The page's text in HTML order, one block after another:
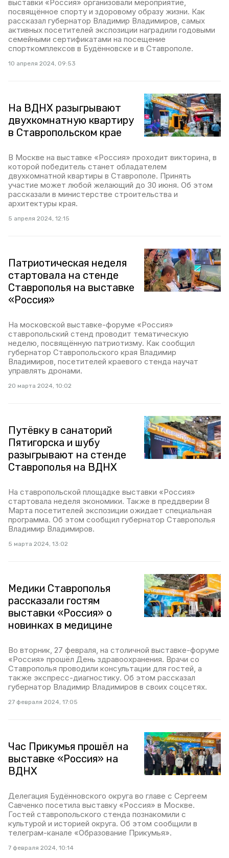
выставки «Россия» организовали мероприятие,
посвящённое спорту и здоровому образу жизни. Как
рассказал губернатор Владимир Владимиров, самых
активных посетителей экспозиции наградили годовыми
семейными сертификатами на посещение
спорткомплексов в Будённовске и в Ставрополе.
10 апреля 2024, 09:53
На ВДНХ разыгрывают
двухкомнатную квартиру
в Ставропольском крае
В Москве на выставке «Россия» проходит викторина, в
которой победитель станет обладателем
двухкомнатной квартиры в Ставрополе. Принять
участие может любой желающий до 30 июня. Об этом
рассказали в министерстве строительства и
архитектуры края.
5 апреля 2024, 12:15
Патриотическая неделя
стартовала на стенде
Ставрополья на выставке
«Россия»
На московской выставке-форуме «Россия»
ставропольский стенд проводит тематическую
неделю, посвящённую патриотизму. Как сообщил
губернатор Ставропольского края Владимир
Владимиров, посетителей краевого стенда научат
управлять дронами.
20 марта 2024, 10:02
Путёвку в санаторий
Пятигорска и шубу
разыгрывают на стенде
Ставрополья на ВДНХ
На ставропольской площадке выставки «Россия»
стартовала неделя экономики. Также в преддверии 8
Марта посетителей экспозиции ожидает специальная
программа. Об этом сообщил губернатор Ставрополья
Владимир Владимиров.
5 марта 2024, 13:02
Медики Ставрополья
рассказали гостям
выставки «Россия» о
новинках в медицине
Во вторник, 27 февраля, на столичной выставке-форуме
«Россия» прошёл День здравоохранения. Врачи со
Ставрополья проводили консультации для гостей, а
также экспресс-диагностику. Об этом рассказал
губернатор Владимир Владимиров в своих соцсетях.
27 февраля 2024, 17:05
Час Прикумья прошёл на
выставке «Россия» на
ВДНХ
Делегация Будённовского округа во главе с Сергеем
Савченко посетила выставку «Россия» в Москве.
Гостей ставропольского стенда познакомили с
культурой и историей округа. Об этом сообщили в
телеграм-канале «Образование Прикумья».
7 февраля 2024, 10:14